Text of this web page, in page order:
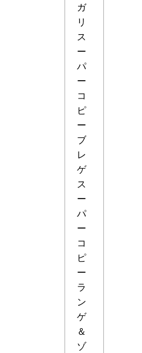
ガ
リ
ス
ー
パ
ー
コ
ピ
ー
ブ
レ
ゲ
ス
ー
パ
ー
コ
ピ
ー
ラ
ン
ゲ
＆
ゾ